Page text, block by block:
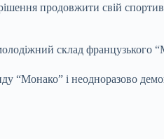
продовжити свій
склад французького
“Монако” і неодноразово